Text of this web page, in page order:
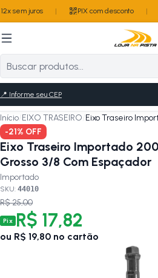
sem juros PIX com desconto
📍 Informe seu CEP
Início/EIXO TRASEIRO/Eixo Traseiro
-21% OFF
Eixo Traseiro Importado
Grosso 3/8 Com Espaçador
Importado
SKU: 44010
R$ 25,00
Pix R$ 17,82
ou R$ 19,80 no cartão